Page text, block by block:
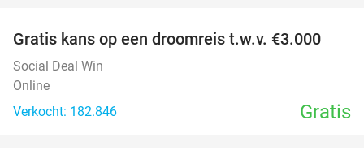
Gratis kans op een droomreis t.w.v. €3.000
Social Deal Win
Online
Verkocht: 182.846
Gratis